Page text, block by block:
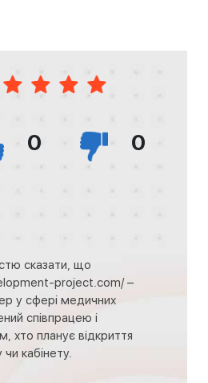
0 0
сказати, що
project.com/ –
у сфері медичних
співпрацею і
хто планує відкриття
кабінету.